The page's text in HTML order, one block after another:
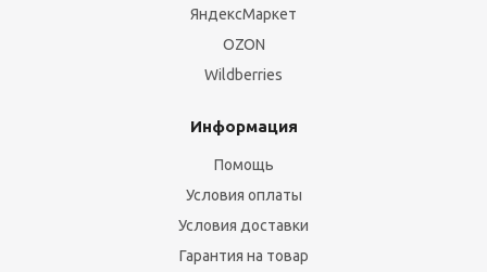
ЯндексМаркет
OZON
Wildberries
Информация
Помощь
Условия оплаты
Условия доставки
Гарантия на товар